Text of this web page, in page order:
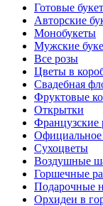
Готовые
Авторские
Монобукеты
Мужские
Все розы
Цветы в
Свадебная
Фруктовые
Открытки
Французские
Сухоцветы
Воздушные
Горшечные
Подарочные
Орхидеи в